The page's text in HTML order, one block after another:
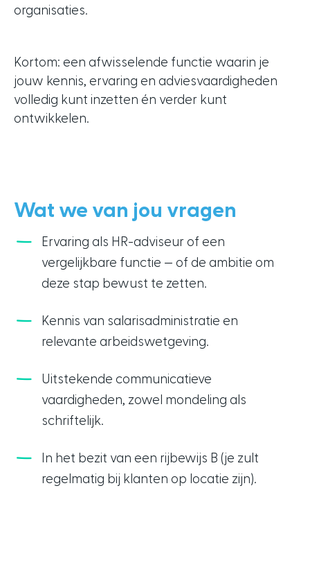
organisaties.
Kortom: een afwisselende functie waarin je
jouw kennis, ervaring en adviesvaardigheden
volledig kunt inzetten én verder kunt
ontwikkelen.
Wat we van jou vragen
Ervaring als HR-adviseur of een
vergelijkbare functie — of de ambitie om
deze stap bewust te zetten.
Kennis van salarisadministratie en
relevante arbeidswetgeving.
Uitstekende communicatieve
vaardigheden, zowel mondeling als
schriftelijk.
In het bezit van een rijbewijs B (je zult
regelmatig bij klanten op locatie zijn).